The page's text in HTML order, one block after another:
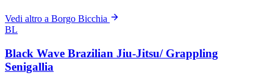
Vedi altro a Borgo Bicchia
BL
Black Wave Brazilian Jiu-Jitsu/ Grappling
Senigallia